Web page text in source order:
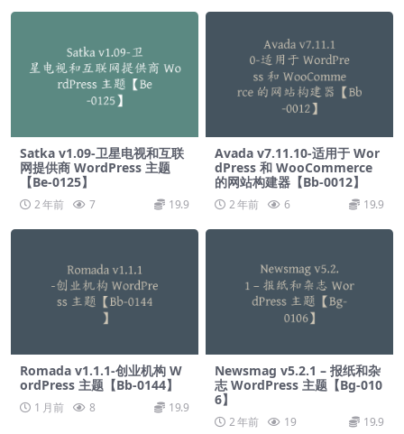
Satka v1.09-卫星电视和互联
网提供商 WordPress 主题
【Be-0125】
2 年前 7 19.9
Avada v7.11.10-适用于 Wor
dPress 和 WooCommerce
的网站构建器【Bb-0012】
2 年前 6 19.9
Romada v1.1.1-创业机构 W
ordPress 主题【Bb-0144】
1 月前 8 19.9
Newsmag v5.2.1 – 报纸和杂
志 WordPress 主题【Bg-010
6】
2 年前 19 19.9